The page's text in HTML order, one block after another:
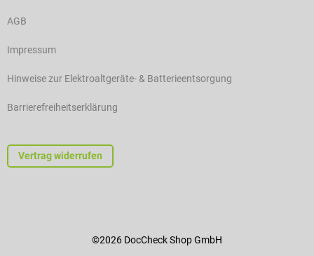
AGB
Impressum
Hinweise zur Elektroaltgeräte- & Batterieentsorgung
Barrierefreiheitserklärung
Vertrag widerrufen
©2026 DocCheck Shop GmbH